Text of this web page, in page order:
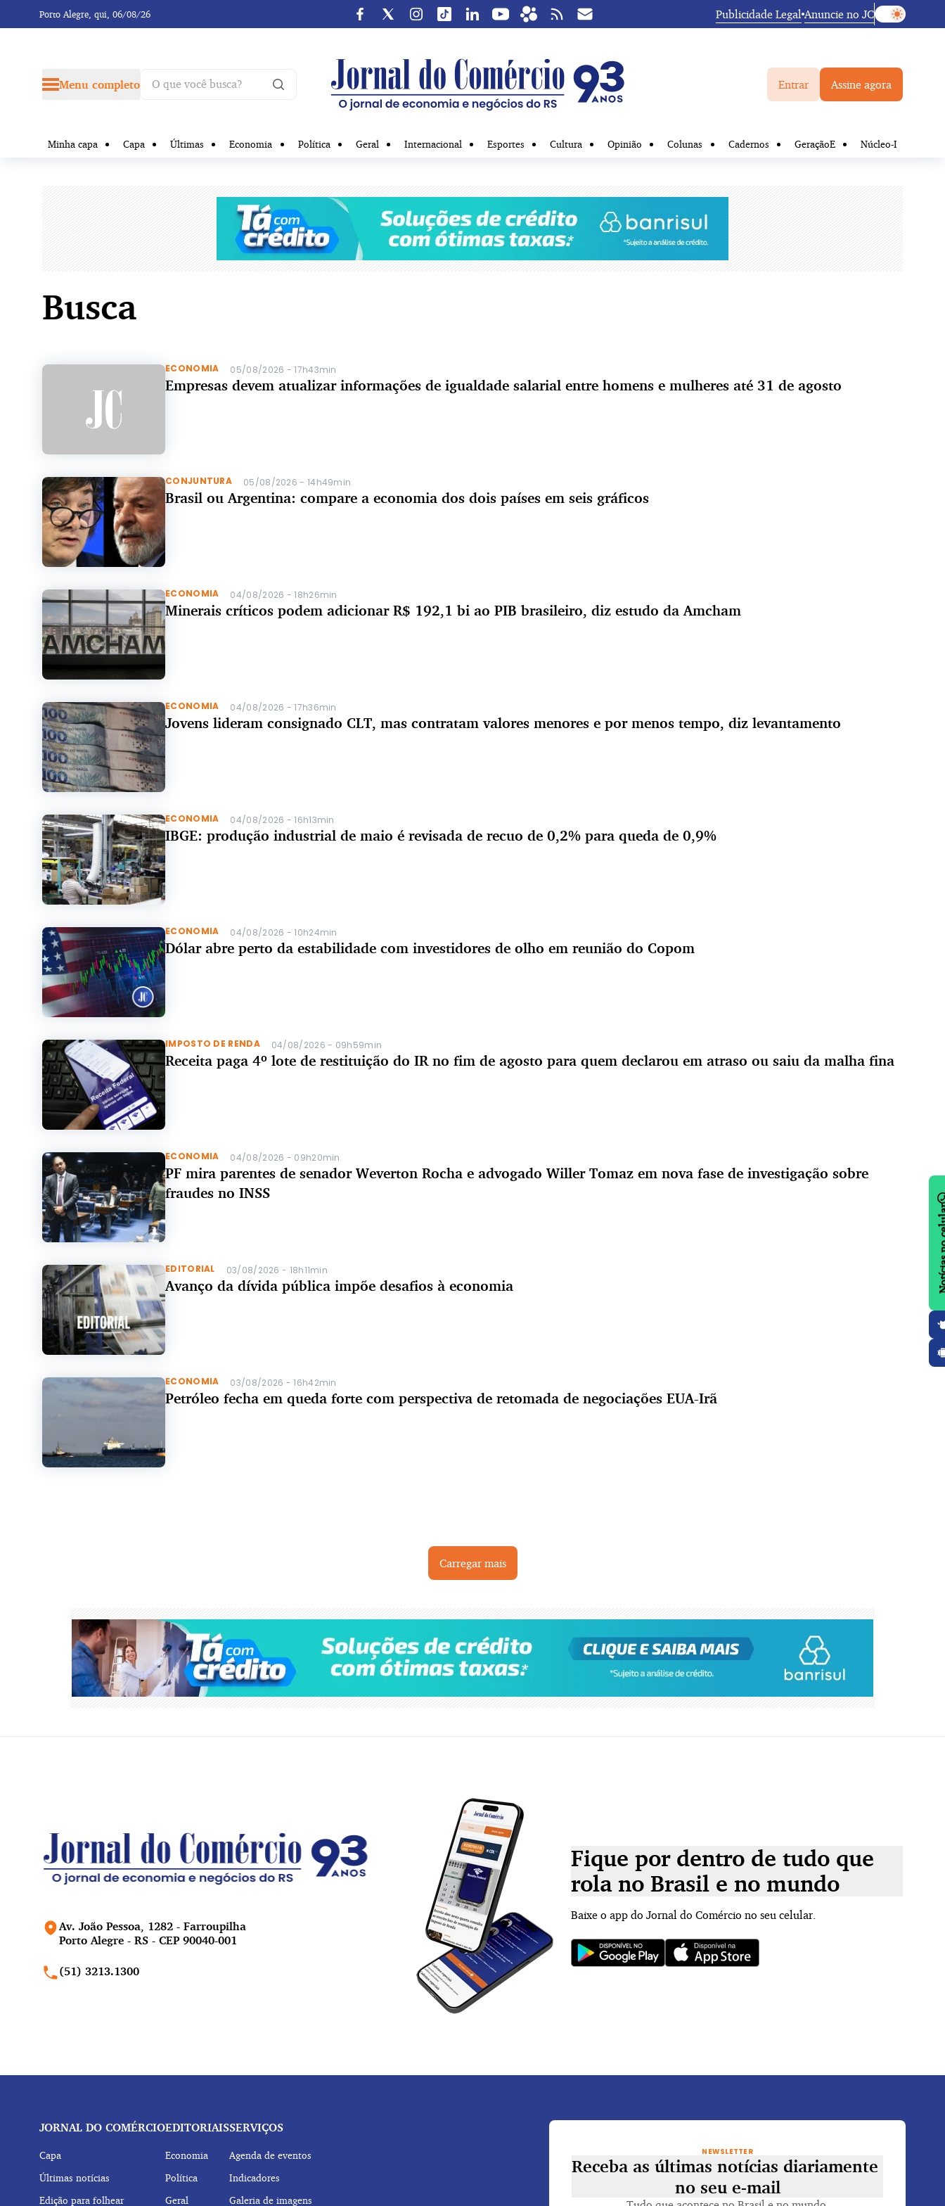
Porto Alegre, qui, 06/08/26 Publicidade Legal Anuncie no JC
Menu completo Entrar Assine agora
Minha capa Capa Últimas Economia Política Geral Internacional Esportes Cultura Opinião Colunas Cadernos GeraçãoE Núcleo-I
Busca
ECONOMIA 05/08/2026 - 17h43min
Empresas devem atualizar informações de igualdade salarial entre homens e mulheres até 31 de agosto
CONJUNTURA 05/08/2026 - 14h49min
Brasil ou Argentina: compare a economia dos dois países em seis gráficos
ECONOMIA 04/08/2026 - 18h26min
Minerais críticos podem adicionar R$ 192,1 bi ao PIB brasileiro, diz estudo da Amcham
ECONOMIA 04/08/2026 - 17h36min
Jovens lideram consignado CLT, mas contratam valores menores e por menos tempo, diz levantamento
ECONOMIA 04/08/2026 - 16h13min
IBGE: produção industrial de maio é revisada de recuo de 0,2% para queda de 0,9%
ECONOMIA 04/08/2026 - 10h24min
Dólar abre perto da estabilidade com investidores de olho em reunião do Copom
IMPOSTO DE RENDA 04/08/2026 - 09h59min
Receita paga 4º lote de restituição do IR no fim de agosto para quem declarou em atraso ou saiu da malha fina
ECONOMIA 04/08/2026 - 09h20min
PF mira parentes de senador Weverton Rocha e advogado Willer Tomaz em nova fase de investigação sobre
fraudes no INSS
EDITORIAL 03/08/2026 - 18h11min
Avanço da dívida pública impõe desafios à economia
ECONOMIA 03/08/2026 - 16h42min
Petróleo fecha em queda forte com perspectiva de retomada de negociações EUA-Irã
Carregar mais
Av. João Pessoa, 1282 - Farroupilha
Porto Alegre - RS - CEP 90040-001
(51) 3213.1300
Fique por dentro de tudo que
rola no Brasil e no mundo
Baixe o app do Jornal do Comércio no seu celular.
JORNAL DO COMÉRCIO
Capa
Últimas notícias
Edição para folhear
EDITORIAIS
Economia
Política
Geral
SERVIÇOS
Agenda de eventos
Indicadores
Galeria de imagens
NEWSLETTER
Receba as últimas notícias diariamente
no seu e-mail